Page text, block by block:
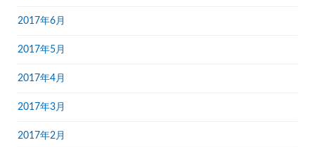
2017年6月
2017年5月
2017年4月
2017年3月
2017年2月